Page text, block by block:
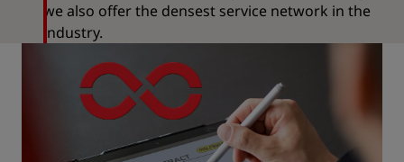
we also offer the densest service network in the
industry.